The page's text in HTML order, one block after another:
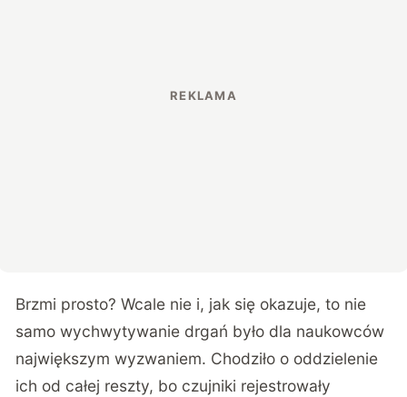
Brzmi prosto? Wcale nie i, jak się okazuje, to nie
samo wychwytywanie drgań było dla naukowców
największym wyzwaniem. Chodziło o oddzielenie
ich od całej reszty, bo czujniki rejestrowały